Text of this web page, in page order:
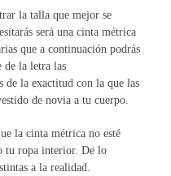
la talla que mejor se
será una cinta métrica
que a continuación podrás
de la letra las
de la exactitud con la que las
de novia a tu cuerpo.
la cinta métrica no esté
tu ropa interior. De lo
a la realidad.